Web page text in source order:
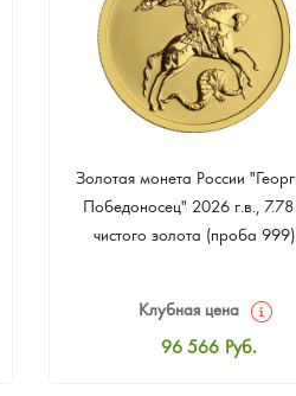
Золотая монета России
Победоносец" 2026 г.в., 7.78
чистого золота (проба 999)
Клубная цена
96 566 Руб.